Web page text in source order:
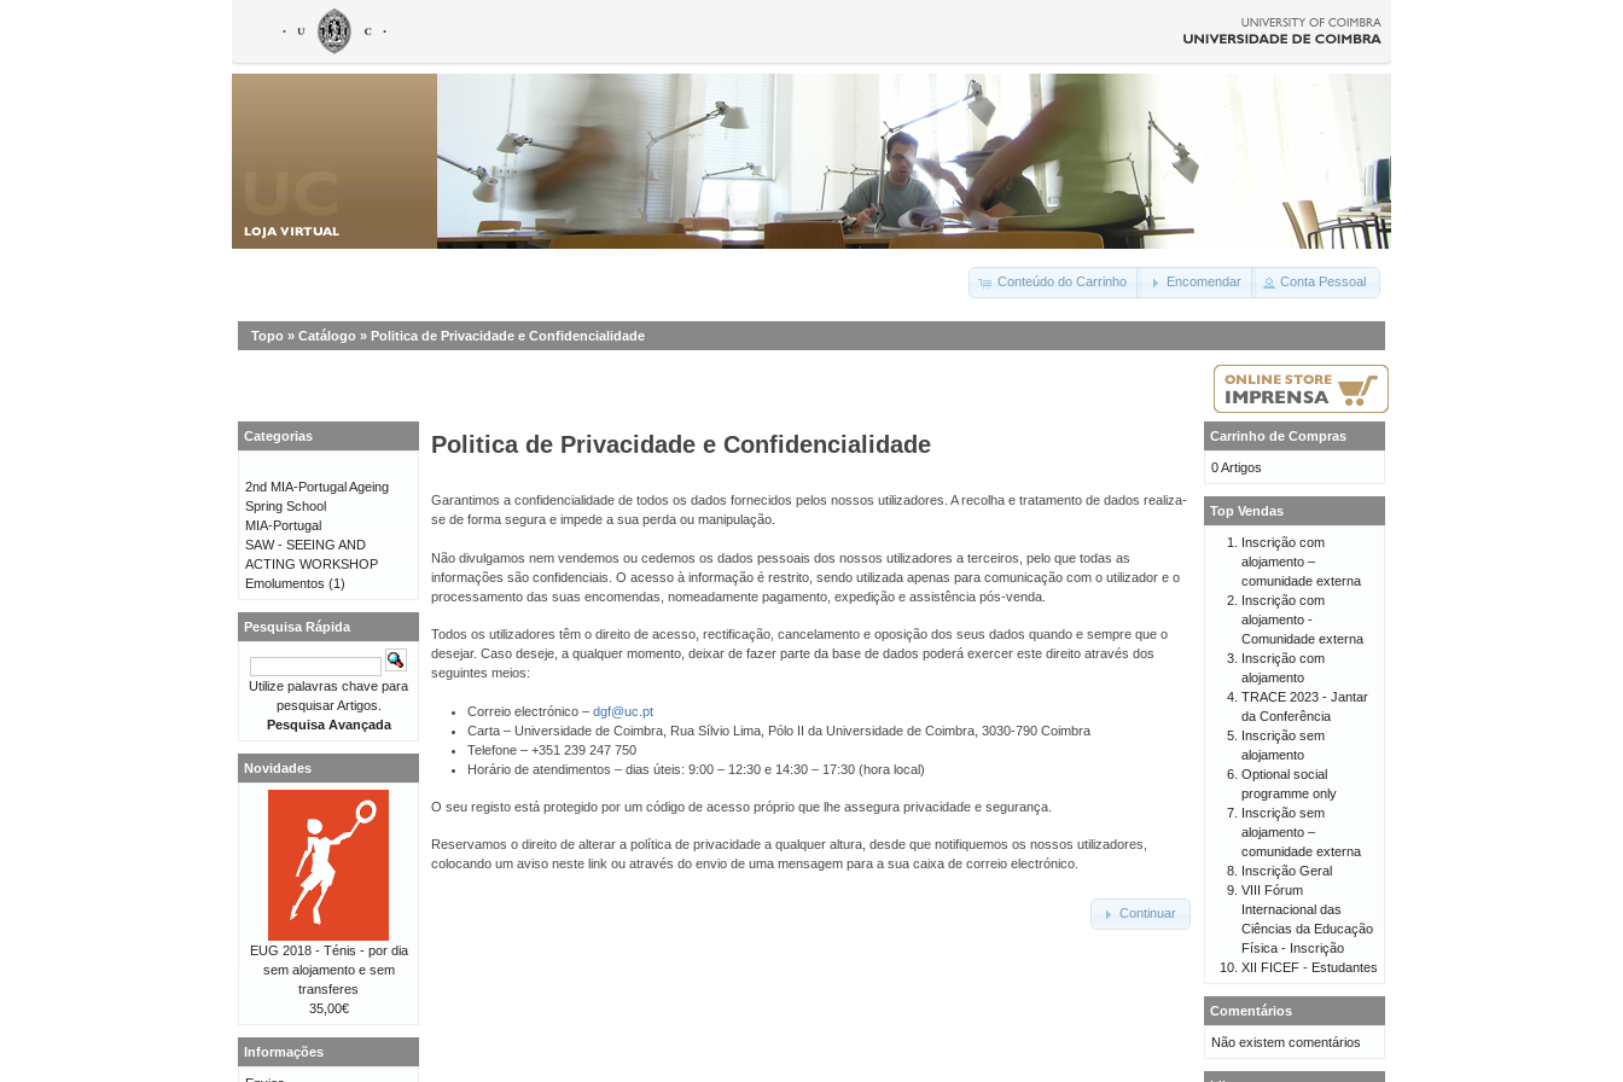
Conteúdo do Carrinho Encomendar Conta Pessoal
Topo » Catálogo » Politica de Privacidade e Confidencialidade
Politica de Privacidade e Confidencialidade
Garantimos a confidencialidade de todos os dados fornecidos pelos nossos utilizadores. A recolha e tratamento de dados realiza-
se de forma segura e impede a sua perda ou manipulação.
Não divulgamos nem vendemos ou cedemos os dados pessoais dos nossos utilizadores a terceiros, pelo que todas as
informações são confidenciais. O acesso à informação é restrito, sendo utilizada apenas para comunicação com o utilizador e o
processamento das suas encomendas, nomeadamente pagamento, expedição e assistência pós-venda.
Todos os utilizadores têm o direito de acesso, rectificação, cancelamento e oposição dos seus dados quando e sempre que o
desejar. Caso deseje, a qualquer momento, deixar de fazer parte da base de dados poderá exercer este direito através dos
seguintes meios:
Correio electrónico – dgf@uc.pt
Carta – Universidade de Coimbra, Rua Sílvio Lima, Pólo II da Universidade de Coimbra, 3030-790 Coimbra
Telefone – +351 239 247 750
Horário de atendimentos – dias úteis: 9:00 – 12:30 e 14:30 – 17:30 (hora local)
O seu registo está protegido por um código de acesso próprio que lhe assegura privacidade e segurança.
Reservamos o direito de alterar a política de privacidade a qualquer altura, desde que notifiquemos os nossos utilizadores,
colocando um aviso neste link ou através do envio de uma mensagem para a sua caixa de correio electrónico.
Continuar
Categorias
2nd MIA-Portugal Ageing
Spring School
MIA-Portugal
SAW - SEEING AND
ACTING WORKSHOP
Emolumentos (1)
Pesquisa Rápida
Utilize palavras chave para
pesquisar Artigos.
Pesquisa Avançada
Novidades
EUG 2018 - Ténis - por dia
sem alojamento e sem
transferes
35,00€
Informações
Carrinho de Compras
0 Artigos
Top Vendas
Inscrição com
alojamento –
comunidade externa
Inscrição com
alojamento -
Comunidade externa
Inscrição com
alojamento
TRACE 2023 - Jantar
da Conferência
Inscrição sem
alojamento
Optional social
programme only
Inscrição sem
alojamento –
comunidade externa
Inscrição Geral
VIII Fórum
Internacional das
Ciências da Educação
Física - Inscrição
XII FICEF - Estudantes
Comentários
Não existem comentários